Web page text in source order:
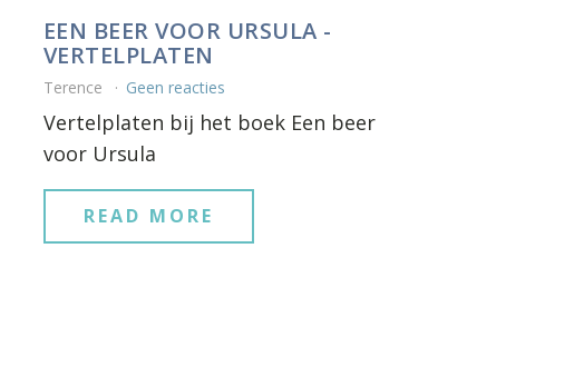
EEN BEER VOOR URSULA -
VERTELPLATEN
Terence Geen reacties
Vertelplaten bij het boek Een beer
voor Ursula
READ MORE